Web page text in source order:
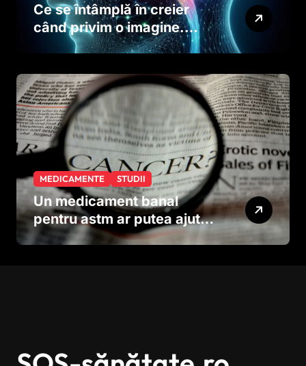
Ce se întâmplă în creier
când privim o imagine.
Studiul care explică rolul
MEDICAMENTE STUDII
Un medicament banal
pentru astm ar putea ajuta
în lupta împotriva